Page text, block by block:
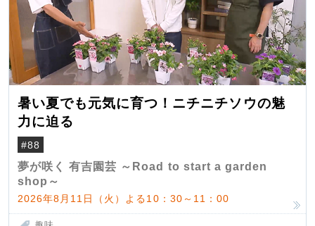
暑い夏でも元気に育つ！ニチニチソウの魅
力に迫る
#88
夢が咲く 有吉園芸 ～Road to start a garden
shop～
2026年8月11日（火）よる10：30～11：00